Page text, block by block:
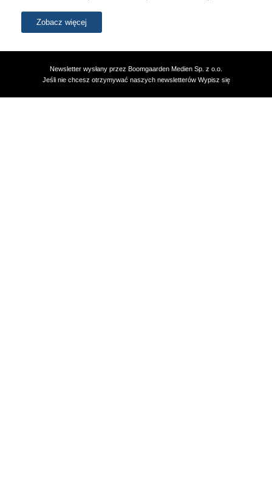
Zobacz więcej
Newsletter wysłany przez Boomgaarden Medien Sp. z o.o.
Jeśli nie chcesz otrzymywać naszych newsletterów Wypisz się